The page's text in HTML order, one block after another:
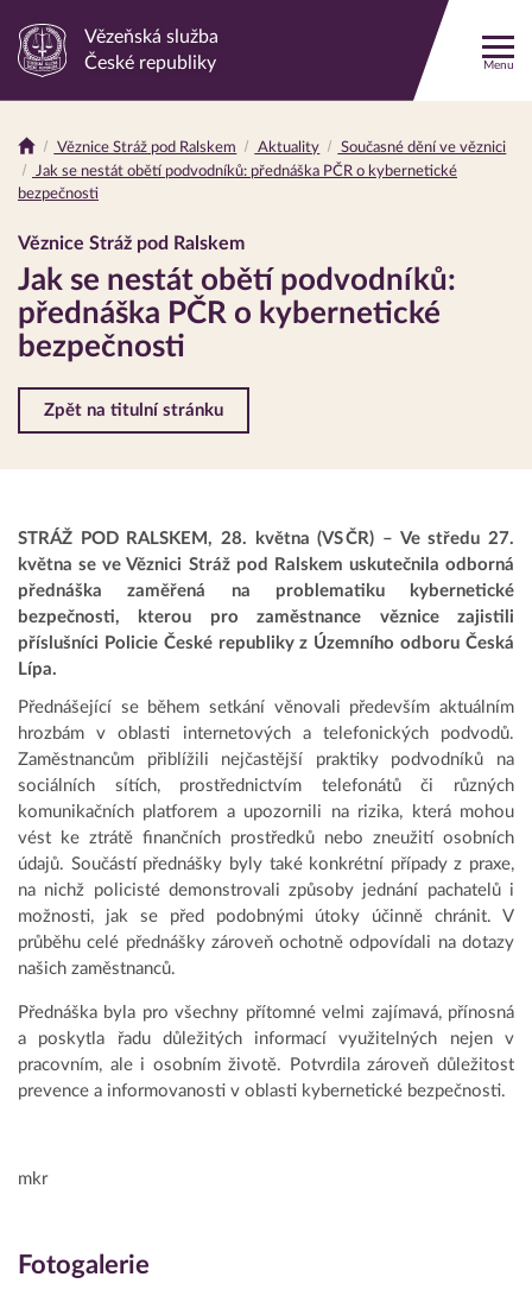
Odkaz
stránku
Vězeňská služba
České republiky
Menu
Drobečková
navigace
Věznice Stráž pod Ralskem Aktuality
Současné dění ve věznici
Jak se nestát obětí podvodníků: přednáška PČR o kybernetické
bezpečnosti
Věznice Stráž pod Ralskem
Jak se nestát obětí podvodníků:
přednáška PČR o kybernetické
bezpečnosti
Zpět na titulní stránku
STRÁŽ POD RALSKEM, 28. května (VS ČR) – Ve středu 27.
května se ve Věznici Stráž pod Ralskem uskutečnila odborná
přednáška zaměřená na problematiku kybernetické
bezpečnosti, kterou pro zaměstnance věznice zajistili
příslušníci Policie České republiky z Územního odboru Česká
Lípa.
Přednášející se během setkání věnovali především aktuálním
hrozbám v oblasti internetových a telefonických podvodů.
Zaměstnancům přiblížili nejčastější praktiky podvodníků na
sociálních sítích, prostřednictvím telefonátů či různých
komunikačních platforem a upozornili na rizika, která mohou
vést ke ztrátě finančních prostředků nebo zneužití osobních
údajů. Součástí přednášky byly také konkrétní případy z praxe,
na nichž policisté demonstrovali způsoby jednání pachatelů i
možnosti, jak se před podobnými útoky účinně chránit. V
průběhu celé přednášky zároveň ochotně odpovídali na dotazy
našich zaměstnanců.
Přednáška byla pro všechny přítomné velmi zajímavá, přínosná
a poskytla řadu důležitých informací využitelných nejen v
pracovním, ale i osobním životě. Potvrdila zároveň důležitost
prevence a informovanosti v oblasti kybernetické bezpečnosti.
mkr
Fotogalerie